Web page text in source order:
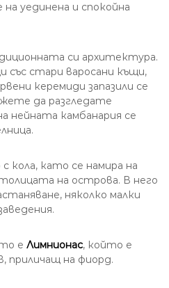
уединена и спокойна
си архитектура.
със стари варосани къщи,
керемиди запазили се
да разгледате
нейната камбанария се
кола, като се намира на
на острова. В него
няколко малки
е Лимнионас, който е
приличащ на фиорд.